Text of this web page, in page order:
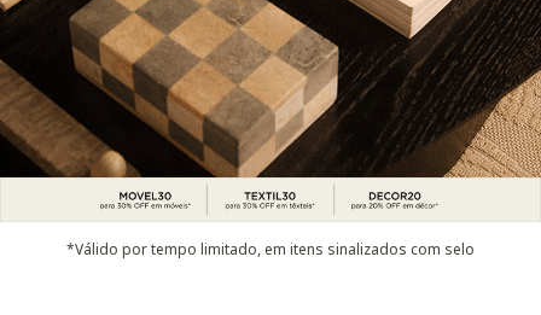
*Válido por tempo limitado, em itens sinalizados com selo